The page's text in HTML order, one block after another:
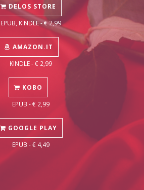
DELOS STORE
EPUB, KINDLE - € 2,99
AMAZON.IT
KINDLE - € 2,99
KOBO
EPUB - € 2,99
GOOGLE PLAY
EPUB - € 4,49